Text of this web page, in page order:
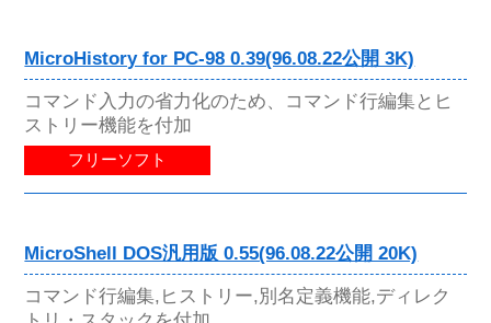
MicroHistory for PC-98 0.39(96.08.22公開 3K)
コマンド入力の省力化のため、コマンド行編集とヒ
ストリー機能を付加
フリーソフト
MicroShell DOS汎用版 0.55(96.08.22公開 20K)
コマンド行編集,ヒストリー,別名定義機能,ディレク